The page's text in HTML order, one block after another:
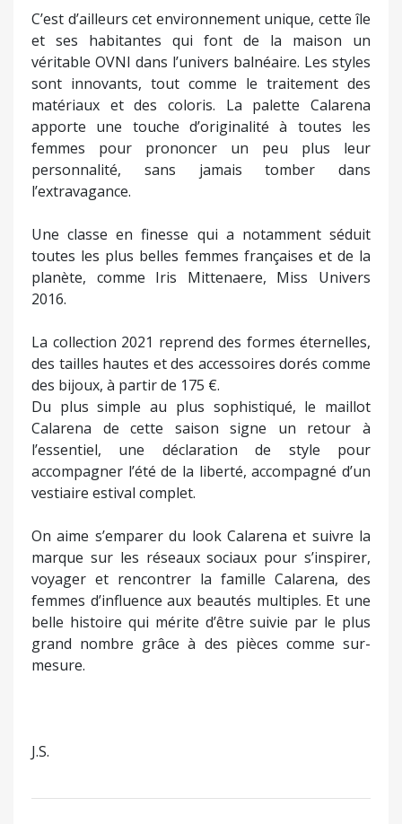
C’est d’ailleurs cet environnement unique, cette île
et ses habitantes qui font de la maison un
véritable OVNI dans l’univers balnéaire. Les styles
sont innovants, tout comme le traitement des
matériaux et des coloris. La palette Calarena
apporte une touche d’originalité à toutes les
femmes pour prononcer un peu plus leur
personnalité, sans jamais tomber dans
l’extravagance.
Une classe en finesse qui a notamment séduit
toutes les plus belles femmes françaises et de la
planète, comme Iris Mittenaere, Miss Univers
2016.
La collection 2021 reprend des formes éternelles,
des tailles hautes et des accessoires dorés comme
des bijoux, à partir de 175 €.
Du plus simple au plus sophistiqué, le maillot
Calarena de cette saison signe un retour à
l’essentiel, une déclaration de style pour
accompagner l’été de la liberté, accompagné d’un
vestiaire estival complet.
On aime s’emparer du look Calarena et suivre la
marque sur les réseaux sociaux pour s’inspirer,
voyager et rencontrer la famille Calarena, des
femmes d’influence aux beautés multiples. Et une
belle histoire qui mérite d’être suivie par le plus
grand nombre grâce à des pièces comme sur-
mesure.
J.S.